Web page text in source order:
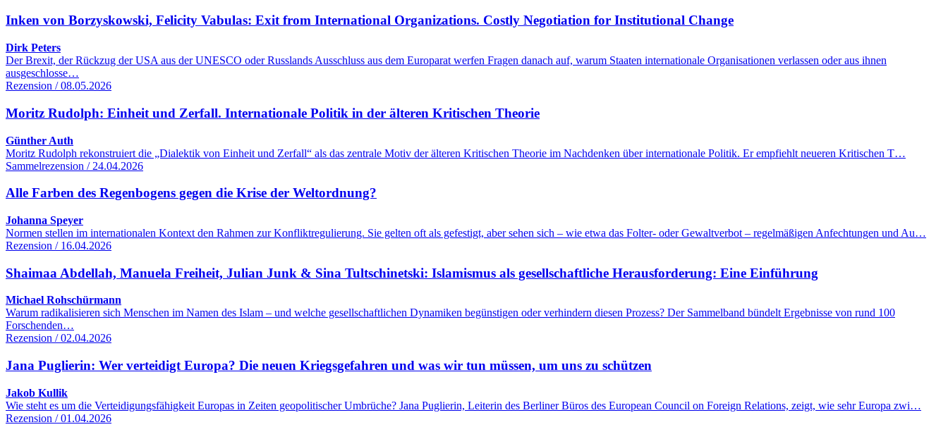
Inken von Borzyskowski, Felicity Vabulas: Exit from International Organizations. Costly Negotiation for Institutional Change
Dirk Peters
Der Brexit, der Rückzug der USA aus der UNESCO oder Russlands Ausschluss aus dem Europarat werfen Fragen danach auf, warum Staaten internationale Organisationen verlassen oder aus ihnen
ausgeschlosse…
Rezension / 08.05.2026
Moritz Rudolph: Einheit und Zerfall. Internationale Politik in der älteren Kritischen Theorie
Günther Auth
Moritz Rudolph rekonstruiert die „Dialektik von Einheit und Zerfall“ als das zentrale Motiv der älteren Kritischen Theorie im Nachdenken über internationale Politik. Er empfiehlt neueren Kritischen T…
Sammelrezension / 24.04.2026
Alle Farben des Regenbogens gegen die Krise der Weltordnung?
Johanna Speyer
Normen stellen im internationalen Kontext den Rahmen zur Konfliktregulierung. Sie gelten oft als gefestigt, aber sehen sich – wie etwa das Folter- oder Gewaltverbot – regelmäßigen Anfechtungen und Au…
Rezension / 16.04.2026
Shaimaa Abdellah, Manuela Freiheit, Julian Junk & Sina Tultschinetski: Islamismus als gesellschaftliche Herausforderung: Eine Einführung
Michael Rohschürmann
Warum radikalisieren sich Menschen im Namen des Islam – und welche gesellschaftlichen Dynamiken begünstigen oder verhindern diesen Prozess? Der Sammelband bündelt Ergebnisse von rund 100
Forschenden…
Rezension / 02.04.2026
Jana Puglierin: Wer verteidigt Europa? Die neuen Kriegsgefahren und was wir tun müssen, um uns zu schützen
Jakob Kullik
Wie steht es um die Verteidigungsfähigkeit Europas in Zeiten geopolitischer Umbrüche? Jana Puglierin, Leiterin des Berliner Büros des European Council on Foreign Relations, zeigt, wie sehr Europa zwi…
Rezension / 01.04.2026